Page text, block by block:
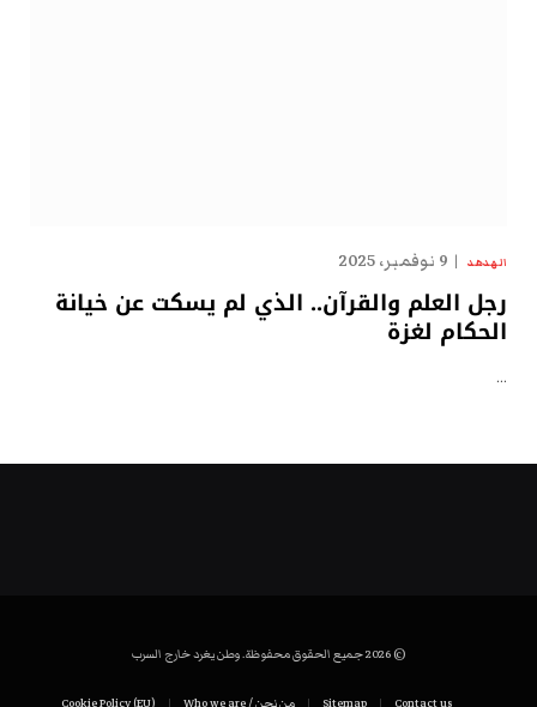
الهدهد 9 نوفمبر، 2025
رجل العلم والقرآن.. الذي لم يسكت عن خيانة
الحكام لغزة
…
© 2026 جميع الحقوق محفوظة. وطن يغرد خارج السرب